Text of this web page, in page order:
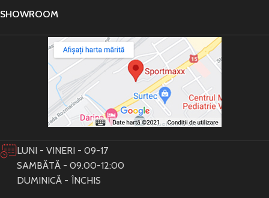
SHOWROOM
LUNI - VINERI - 09-17
SAMBĂTĂ - 09.00-12:00
DUMINICĂ - ÎNCHIS